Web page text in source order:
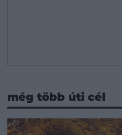
még több úti cél